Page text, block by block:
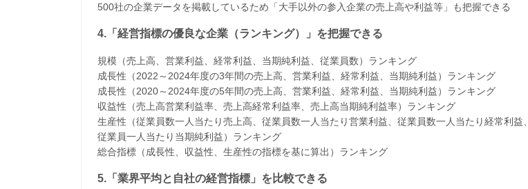
500社の企業データを掲載しているため「大手以外の参入企業の売上高や利益等」も把握できる
4.「経営指標の優良な企業（ランキング）」を把握できる
規模（売上高、営業利益、経常利益、当期純利益、従業員数）ランキング
成長性（2022～2024年度の3年間の売上高、営業利益、経常利益、当期純利益）ランキング
成長性（2020～2024年度の5年間の売上高、営業利益、経常利益、当期純利益）ランキング
収益性（売上高営業利益率、売上高経常利益率、売上高当期純利益率）ランキング
生産性（従業員数一人当たり売上高、従業員数一人当たり営業利益、従業員数一人当たり経常利益、
従業員一人当たり当期純利益）ランキング
​総合指標（成長性、収益性、生産性の指標を基に算出）ランキング
5.「業界平均と自社の経営指標」を比較できる